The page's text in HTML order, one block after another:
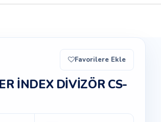
Favorilere Ekle
İNDEX DIVIZÖR CS-